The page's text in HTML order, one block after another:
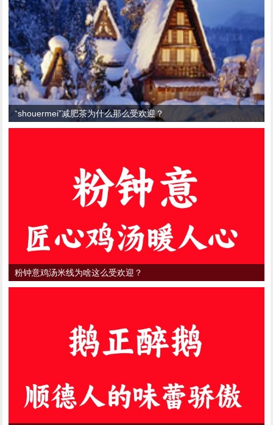
“shouermei”减肥茶为什么那么受欢迎？
粉钟意鸡汤米线为啥这么受欢迎？